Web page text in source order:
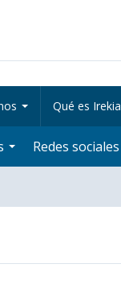
Qué es Irekia
Redes sociales